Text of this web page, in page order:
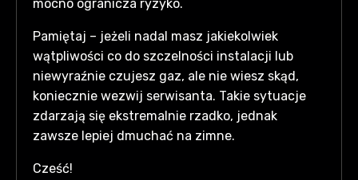
mocno ogranicza ryzyko.
Pamiętaj – jeżeli nadal masz jakiekolwiek
wątpliwości co do szczelności instalacji lub
niewyraźnie czujesz gaz, ale nie wiesz skąd,
koniecznie wezwij serwisanta. Takie sytuacje
zdarzają się ekstremalnie rzadko, jednak
zawsze lepiej dmuchać na zimne.
Cześć!